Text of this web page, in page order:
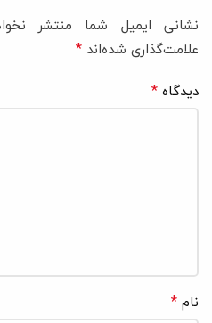
نشانی ایمیل شما منتشر
علامت‌گذاری شده‌اند *
دیدگاه*
نام*